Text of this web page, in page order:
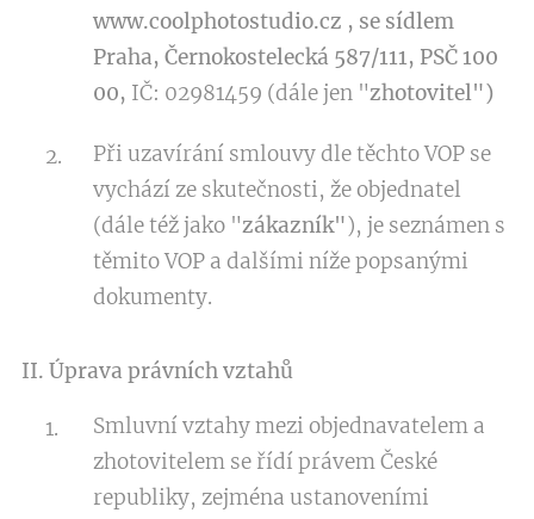
www.coolphotostudio.cz , se sídlem
Praha, Černokostelecká 587/111, PSČ 100
00, IČ: 02981459 (dále jen "zhotovitel")
Při uzavírání smlouvy dle těchto VOP se
vychází ze skutečnosti, že objednatel
(dále též jako "zákazník"), je seznámen s
těmito VOP a dalšími níže popsanými
dokumenty.
II. Úprava právních vztahů
Smluvní vztahy mezi objednavatelem a
zhotovitelem se řídí právem České
republiky, zejména ustanoveními